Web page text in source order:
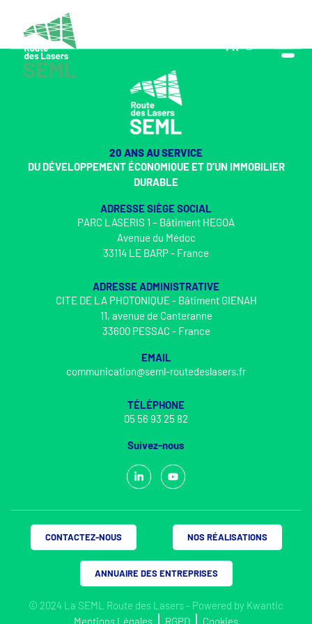
FR
EN
20 ANS AU SERVICE
DU DÉVELOPPEMENT ÉCONOMIQUE ET D’UN IMMOBILIER
DURABLE
ADRESSE SIÈGE SOCIAL
PARC LASERIS 1 – Bâtiment HEGOA
Avenue du Médoc
33114 LE BARP - France
ADRESSE ADMINISTRATIVE
CITE DE LA PHOTONIQUE - Bâtiment GIENAH
11, avenue de Canteranne
33600 PESSAC - France
EMAIL
communication@seml-routedeslasers.fr
TÉLÉPHONE
05 56 93 25 82
Suivez-nous
© 2024 La SEML Route des Lasers - Powered by Kwantic
Mentions Légales
RGPD Cookies
CONTACTEZ-NOUS NOS RÉALISATIONS
ANNUAIRE DES ENTREPRISES